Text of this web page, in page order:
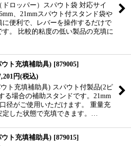
ドロッパー）スパウト袋 対応サイ
、21mmスパウト付スタンド袋や
に便利で、レバーを操作するだけで
す。 比較的粘度の低い製品の充填に
ト充填補助具) [879005]
円(税込)
ト充填補助具) スパウト付製品(2ピ
る場合の補助スタンドです。21mm
径がご使用いただけます。 重量充
定した状態で充填できます。…
ト充填補助具) [879015]